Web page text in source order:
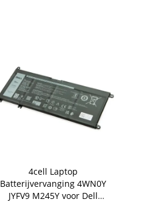
4cell Laptop
Batterijvervanging 4WN0Y
JYFV9 M245Y voor Dell